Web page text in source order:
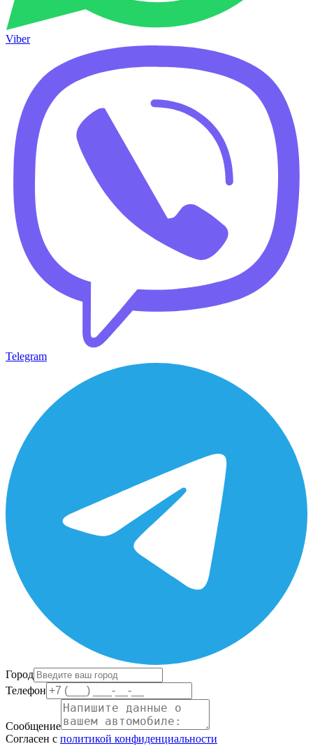
Viber
Telegram
Город
Телефон
Сообщение
Согласен с политикой конфиденциальности